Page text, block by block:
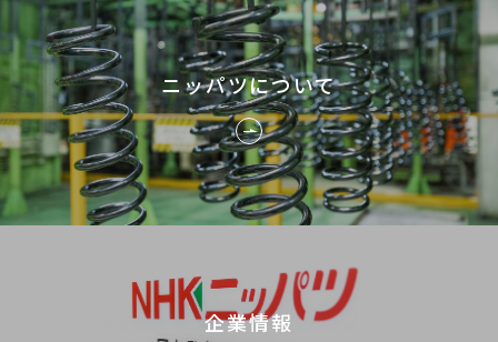
ニッパツについて
企業情報